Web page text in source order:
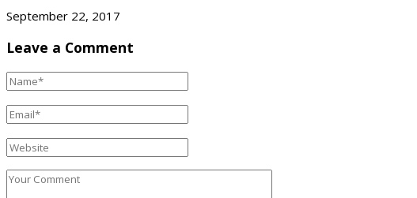
September 22, 2017
Leave a Comment